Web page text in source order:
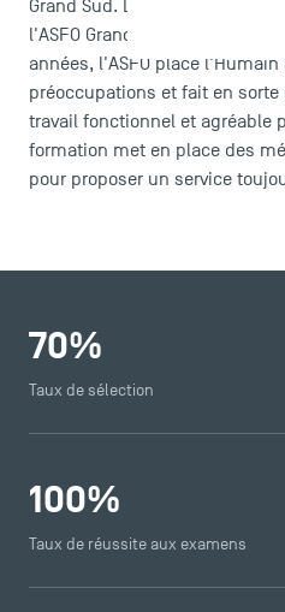
Grand Sud. La formation est
l'ASFO Grand Sud à
années, l'ASFO place l'Humain
préoccupations et fait en
travail fonctionnel et agréable
formation met en place des
pour proposer un service
70%
Taux de sélection
100%
Taux de réussite aux examens